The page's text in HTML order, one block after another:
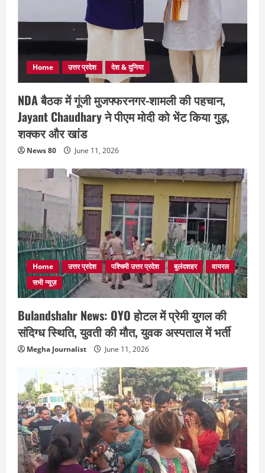
Home उत्तर प्रदेश देश & दुनिया
NDA बैठक में गूंजी मुजफ्फरनगर-शामली की पहचान,
Jayant Chaudhary ने पीएम मोदी को भेंट किया गुड़,
शक्कर और खांड
News 80 June 11, 2026
Home उत्तर प्रदेश पश्चिमी उत्तर प्रदेश बुलंदशहर
वायरल
सभी न्यूज़
Bulandshahr News: OYO होटल में प्रेमी युगल की
संदिग्ध स्थिति, युवती की मौत, युवक अस्पताल में भर्ती
Megha Journalist June 11, 2026